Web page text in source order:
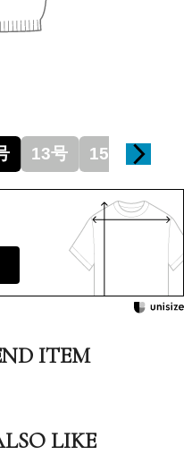
13号 15号
ITEM
LIKE